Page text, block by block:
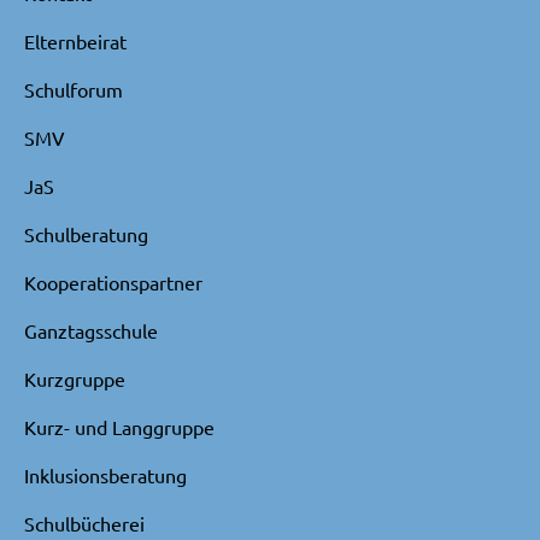
Elternbeirat
Schulforum
SMV
JaS
Schulberatung
Kooperationspartner
Ganztagsschule
Kurzgruppe
Kurz- und Langgruppe
Inklusionsberatung
Schulbücherei